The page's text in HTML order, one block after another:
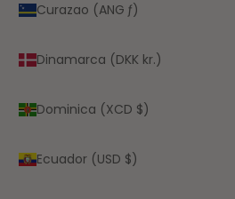
Curazao (ANG ƒ)
Dinamarca (DKK kr.)
Dominica (XCD $)
Ecuador (USD $)